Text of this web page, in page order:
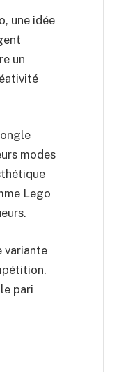
une idée
un
modes
Lego
variante
pari